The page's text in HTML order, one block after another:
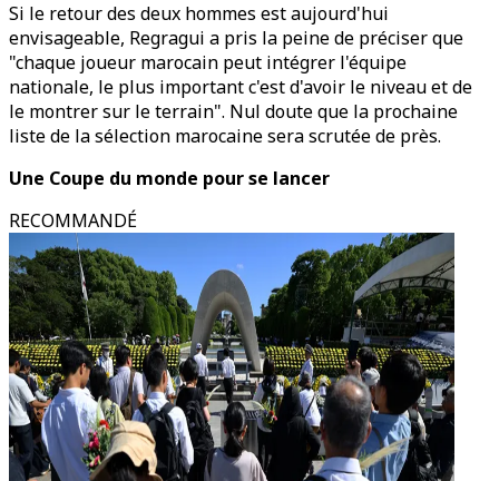
Si le retour des deux hommes est aujourd'hui
envisageable, Regragui a pris la peine de préciser que
"chaque joueur marocain peut intégrer l'équipe
nationale, le plus important c'est d'avoir le niveau et de
le montrer sur le terrain". Nul doute que la prochaine
liste de la sélection marocaine sera scrutée de près.
Une Coupe du monde pour se lancer
RECOMMANDÉ